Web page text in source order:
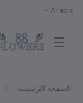
Arabic
الصفحة الرئيسية